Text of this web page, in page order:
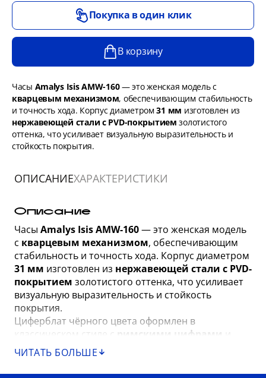
Покупка в один клик
В корзину
Часы Amalys Isis AMW-160— это женская модель с
кварцевым механизмом, обеспечивающим стабильность
и точность хода. Корпус диаметром31 мм изготовлен из
нержавеющей стали с PVD-покрытием золотистого
оттенка, что усиливает визуальную выразительность и
стойкость покрытия.
ОПИСАНИЕХАРАКТЕРИСТИКИ
Описание
Часы Amalys Isis AMW-160— это женская модель
с кварцевым механизмом, обеспечивающим
стабильность и точность хода. Корпус диаметром
31 мм изготовлен из нержавеющей стали с PVD-
покрытием золотистого оттенка, что усиливает
визуальную выразительность и стойкость
покрытия.
Циферблат чёрного цвета оформлен в
классическом стиле с римскими цифрами и
тонкими стрелками, а
повышает устойчивость к царапинам и сохраняет
прозрачность на протяжении длительной носки.
ЧИТАТЬ БОЛЬШЕ